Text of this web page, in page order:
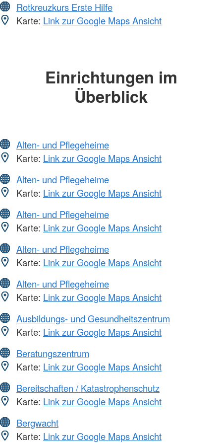
Rotkreuzkurs Erste Hilfe
Karte: Link zur Google Maps Ansicht
Einrichtungen im
Überblick
Alten- und Pflegeheime
Karte: Link zur Google Maps Ansicht
Alten- und Pflegeheime
Karte: Link zur Google Maps Ansicht
Alten- und Pflegeheime
Karte: Link zur Google Maps Ansicht
Alten- und Pflegeheime
Karte: Link zur Google Maps Ansicht
Alten- und Pflegeheime
Karte: Link zur Google Maps Ansicht
Ausbildungs- und Gesundheitszentrum
Karte: Link zur Google Maps Ansicht
Beratungszentrum
Karte: Link zur Google Maps Ansicht
Bereitschaften / Katastrophenschutz
Karte: Link zur Google Maps Ansicht
Bergwacht
Karte: Link zur Google Maps Ansicht